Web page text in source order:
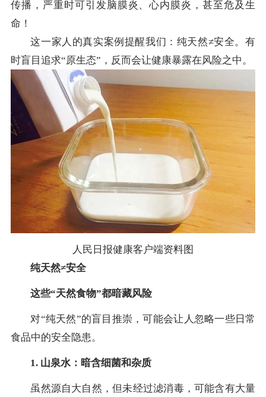
传播，严重时可引发脑膜炎、心内膜炎，甚至危及生
命！
这一家人的真实案例提醒我们：纯天然≠安全。有
时盲目追求“原生态”，反而会让健康暴露在风险之中。
人民日报健康客户端资料图
纯天然≠安全
这些“天然食物”都暗藏风险
对“纯天然”的盲目推崇，可能会让人忽略一些日常
食品中的安全隐患。
1. 山泉水：暗含细菌和杂质
虽然源自大自然，但未经过滤消毒，可能含有大量